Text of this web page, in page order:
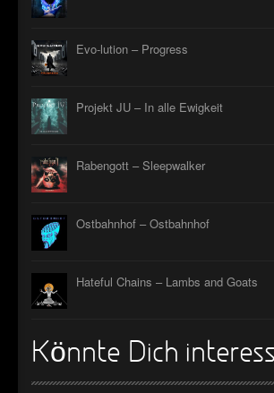
Evo-lution – Progress
Projekt JU – In alle Ewigkeit
Rabengott – Sleepwalker
Ostbahnhof – Ostbahnhof
Hateful Chains – Lambs and Goats
Könnte Dich